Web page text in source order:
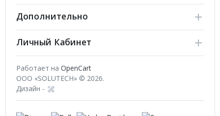
Дополнительно
Личный Кабинет
Работает на OpenCart
ООО «SOLUTECH» © 2026.
Дизайн -